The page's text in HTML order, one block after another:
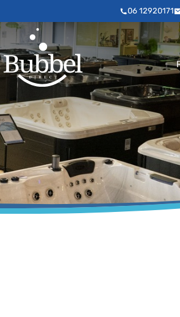
06 12920171